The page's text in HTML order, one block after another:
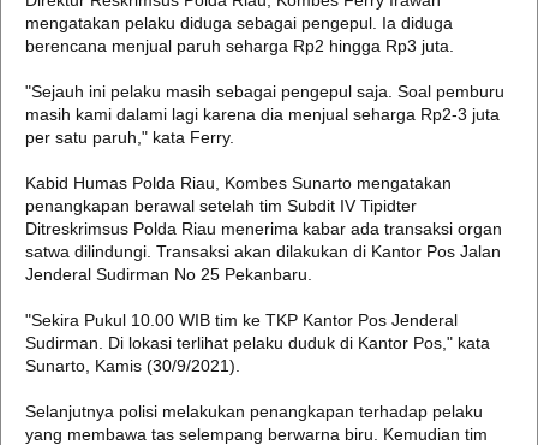
mengatakan pelaku diduga sebagai pengepul. Ia diduga
berencana menjual paruh seharga Rp2 hingga Rp3 juta.
"Sejauh ini pelaku masih sebagai pengepul saja. Soal pemburu
masih kami dalami lagi karena dia menjual seharga Rp2-3 juta
per satu paruh," kata Ferry.
Kabid Humas Polda Riau, Kombes Sunarto mengatakan
penangkapan berawal setelah tim Subdit IV Tipidter
Ditreskrimsus Polda Riau menerima kabar ada transaksi organ
satwa dilindungi. Transaksi akan dilakukan di Kantor Pos Jalan
Jenderal Sudirman No 25 Pekanbaru.
"Sekira Pukul 10.00 WIB tim ke TKP Kantor Pos Jenderal
Sudirman. Di lokasi terlihat pelaku duduk di Kantor Pos," kata
Sunarto, Kamis (30/9/2021).
Selanjutnya polisi melakukan penangkapan terhadap pelaku
yang membawa tas selempang berwarna biru. Kemudian tim